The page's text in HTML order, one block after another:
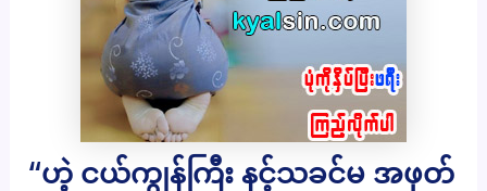
“ဟဲ့ ငယ်ကျွန်ကြီး နင့်သခင်မ အဖုတ်